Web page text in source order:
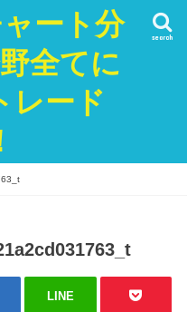
ート分
全てに
レード
search
LINE